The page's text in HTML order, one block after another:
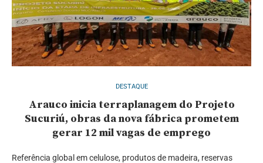
DESTAQUE
Arauco inicia terraplanagem do Projeto
Sucuriú, obras da nova fábrica prometem
gerar 12 mil vagas de emprego
Referência global em celulose, produtos de madeira, reservas